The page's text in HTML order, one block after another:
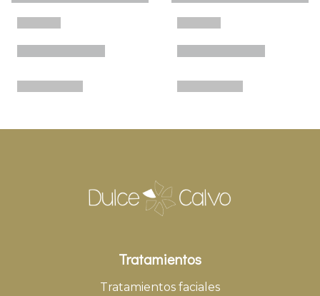
Tratamientos
Tratamientos faciales